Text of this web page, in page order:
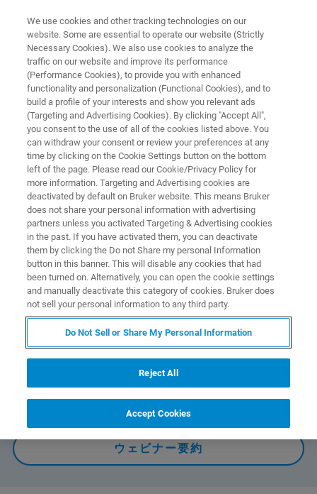
光学プロファイラー ウェビナー
非接触光学式粗さ計の選び方 ウ
ェビナー
共焦点法、焦点移動法、干渉法の能力比較や干渉法（CSI
法/Coherence Scanning Interferometry）の位置づけ、ブ
ルカーによる干渉法の課題解決策など実測例を交えて解
オンデマンドで視聴する
ウェビナー要約
We use cookies and other tracking technologies on our
website. Some are essential to operate our website (Strictly
Necessary Cookies). We also use cookies to analyze the
traffic on our website and improve its performance
(Performance Cookies), to provide you with enhanced
functionality and personalization (Functional Cookies), and to
build a profile of your interests and show you relevant ads
(Targeting and Advertising Cookies). By clicking "Accept All",
you consent to the use of all of the cookies listed above. You
can withdraw your consent or review your preferences at any
time by clicking on the Cookie Settings button on the bottom
left of the page. Please read our Cookie/Privacy Policy for
more information. Targeting and Advertising cookies are
deactivated by default on Bruker website. This means Bruker
does not share your personal information with advertising
partners unless you activated Targeting & Advertising cookies
in the past. If you have activated them, you can deactivate
them by clicking the Do not Share my personal Information
button in this banner. This will disable any cookies that had
been turned on. Alternatively, you can open the cookie settings
and manually deactivate this category of cookies. Bruker does
not sell your personal information to any third party.
Do Not Sell or Share My Personal Information
Reject All
Accept Cookies